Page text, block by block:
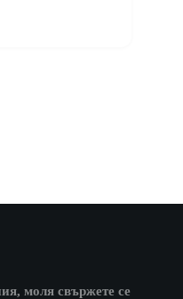
моля свържете се